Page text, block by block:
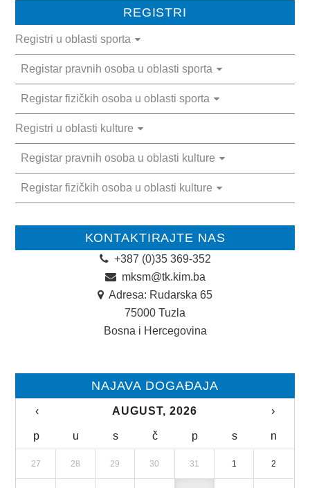
REGISTRI
Registri u oblasti sporta
Registar pravnih osoba u oblasti sporta
Registar fizičkih osoba u oblasti sporta
Registri u oblasti kulture
Registar pravnih osoba u oblasti kulture
Registar fizičkih osoba u oblasti kulture
KONTAKTIRAJTE NAS
+387 (0)35 369-352
mksm@tk.kim.ba
Adresa: Rudarska 65
75000 Tuzla
Bosna i Hercegovina
NAJAVA DOGAĐAJA
‹ AUGUST, 2026 ›
p u s č p s n
27 28 29 30 31 1 2
SPORT
MLADI
KONTAKT